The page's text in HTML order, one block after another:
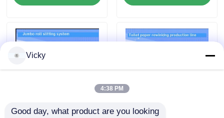
Γραμμή παραγωγής εγγράφου ιστού
Vicky
4:38 PM
Good day, what product are you looking